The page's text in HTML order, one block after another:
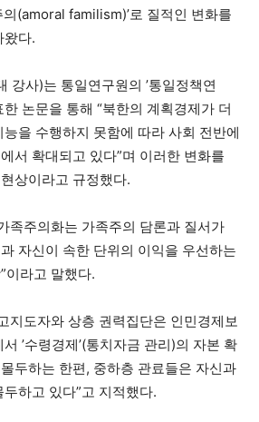
의(amoral familism)’로 질적인 변화를
왔다.
강사)는 통일연구원의 ’통일정책연
한 논문을 통해 “북한의 계획경제가 더
을 수행하지 못함에 따라 사회 전반에
서 확대되고 있다”며 이러한 변화를
상이라고 규정했다.
족주의화는 가족주의 담론과 질서가
자신이 속한 단위의 이익을 우선하는
이라고 말했다.
지도자와 상층 권력집단은 인민경제보
’수령경제’(통치자금 관리)의 자본 확
두하는 한편, 중하층 관료들은 자신과
하고 있다”고 지적했다.